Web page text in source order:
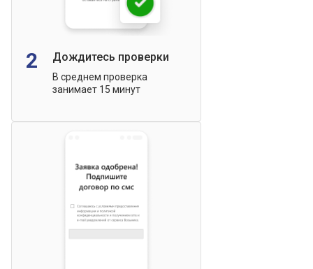
2 Дождитесь проверки
В среднем проверка
занимает 15 минут